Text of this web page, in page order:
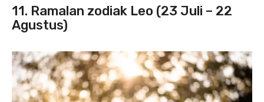
11. Ramalan zodiak Leo (23 Juli – 22
Agustus)